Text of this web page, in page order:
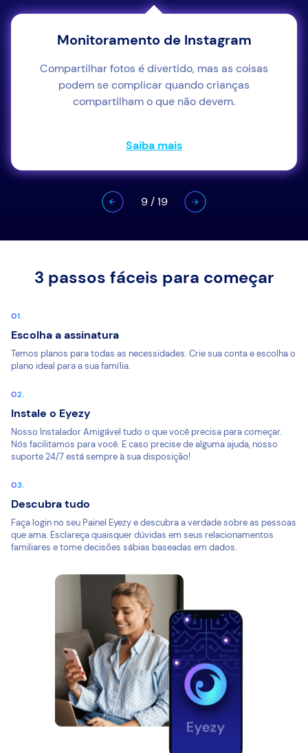
Monitoramento de Instagram
Compartilhar fotos é divertido, mas as coisas
podem se complicar quando crianças
compartilham o que não devem.
Saiba mais
9/19
3 passos fáceis para começar
Escolha a assinatura
Temos planos para todas as necessidades. Crie sua conta e escolha o
plano ideal para a sua família.
Instale o Eyezy
Nosso Instalador Amigável tudo o que você precisa para começar.
Nós facilitamos para você. E caso precise de alguma ajuda, nosso
suporte 24/7 está sempre à sua disposição!
Descubra tudo
Faça login no seu Painel Eyezy e descubra a verdade sobre as pessoas
que ama. Esclareça quaisquer dúvidas em seus relacionamentos
familiares e tome decisões sábias baseadas em dados.